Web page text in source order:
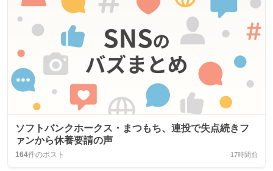
ソフトバンクホークス・まつもち、連投で失点続きフ
ァンから休養要請の声
164件のポスト 17時間前